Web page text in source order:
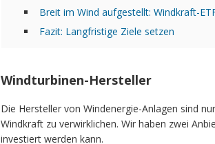
Breit im Wind aufgestellt: Windkraft-
Fazit: Langfristige Ziele setzen
Windturbinen-Hersteller
Die Hersteller von Windenergie-Anlagen sind
Windkraft zu verwirklichen. Wir haben zwei
investiert werden kann.